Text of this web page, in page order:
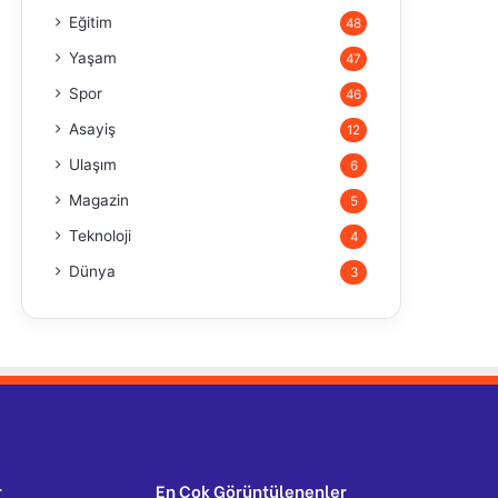
Eğitim 48
Yaşam 47
Spor 46
Asayiş 12
Ulaşım 6
Magazin 5
Teknoloji 4
Dünya 3
En Çok Görüntülenenler